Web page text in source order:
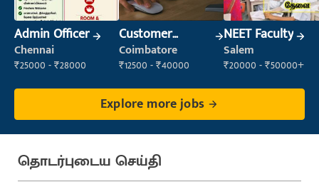
Admin Officer
Chennai
₹25000 - ₹28000
Customer
Support Officer
Coimbatore
₹12500 - ₹40000
NEET Faculty
Salem
₹20000 - ₹50000+
Explore more jobs
தொடர்புடைய செய்தி